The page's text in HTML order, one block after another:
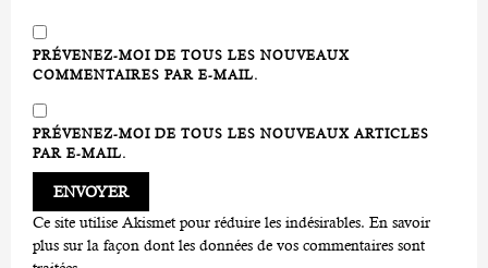
PRÉVENEZ-MOI DE TOUS LES NOUVEAUX
COMMENTAIRES PAR E-MAIL.
PRÉVENEZ-MOI DE TOUS LES NOUVEAUX ARTICLES
PAR E-MAIL.
Ce site utilise Akismet pour réduire les indésirables. En savoir
plus sur la façon dont les données de vos commentaires sont